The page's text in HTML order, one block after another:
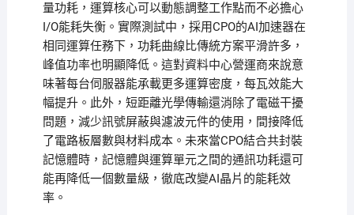
量功耗，運算核心可以動態調整工作點而不必擔心
I/O能耗失衡。實際測試中，採用CPO的AI加速器在
相同運算任務下，功耗曲線比傳統方案平滑許多，
峰值功率也明顯降低。這對資料中心營運商來說意
味著每台伺服器能承載更多運算密度，每瓦效能大
幅提升。此外，短距離光學傳輸還消除了電磁干擾
問題，減少訊號屏蔽與濾波元件的使用，間接降低
了電路板層數與材料成本。未來當CPO結合共封裝
記憶體時，記憶體與運算單元之間的通訊功耗還可
能再降低一個數量級，徹底改變AI晶片的能耗效
率。